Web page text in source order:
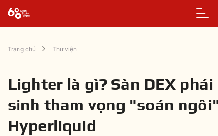
Trang chủ Thư viện
Lighter là gì? Sàn DEX phái
sinh tham vọng "soán
Hyperliquid